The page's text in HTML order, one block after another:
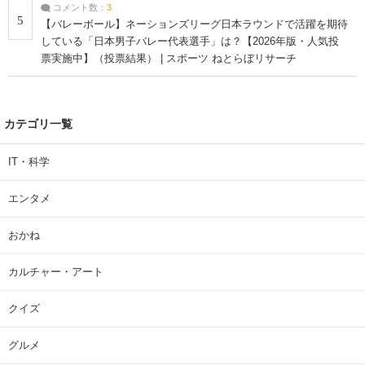
5
コメント数： 3
【バレーボール】ネーションズリーグ日本ラウンドで活躍を期待
している「日本男子バレー代表選手」は？【2026年版・人気投
票実施中】（投票結果） | スポーツ ねとらぼリサーチ
カテゴリ一覧
IT・科学
エンタメ
おかね
カルチャー・アート
クイズ
グルメ